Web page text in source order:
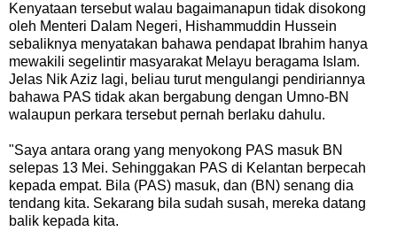
Kenyataan tersebut walau bagaimanapun tidak disokong
oleh Menteri Dalam Negeri, Hishammuddin Hussein
sebaliknya menyatakan bahawa pendapat Ibrahim hanya
mewakili segelintir masyarakat Melayu beragama Islam.
Jelas Nik Aziz lagi, beliau turut mengulangi pendiriannya
bahawa PAS tidak akan bergabung dengan Umno-BN
walaupun perkara tersebut pernah berlaku dahulu.
"Saya antara orang yang menyokong PAS masuk BN
selepas 13 Mei. Sehinggakan PAS di Kelantan berpecah
kepada empat. Bila (PAS) masuk, dan (BN) senang dia
tendang kita. Sekarang bila sudah susah, mereka datang
balik kepada kita.